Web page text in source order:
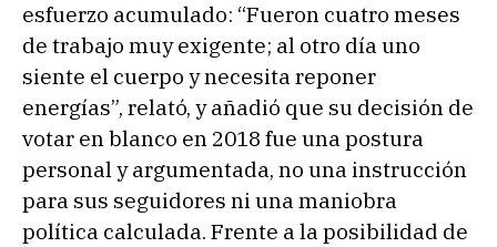
esfuerzo acumulado: “Fueron cuatro meses
de trabajo muy exigente; al otro día uno
siente el cuerpo y necesita reponer
energías”, relató, y añadió que su decisión de
votar en blanco en 2018 fue una postura
personal y argumentada, no una instrucción
para sus seguidores ni una maniobra
política calculada. Frente a la posibilidad de